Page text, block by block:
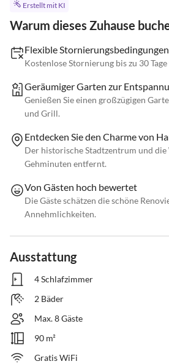
Erstellt mit KI
Warum dieses Zuhause
Flexible Stornierungsbedingungen
Kostenlose Stornierung bis zu 30
Geräumiger Garten zur
Genießen Sie einen großzügigen
und Grill.
Entdecken Sie den Charme von
Der historische Stadtzentrum und
Gehminuten entfernt.
Von Gästen hoch bewertet
Die Gäste schätzen die schöne
Annehmlichkeiten.
Ausstattung
4 Schlafzimmer
2 Bäder
Max. 8 Gäste
90 m²
Gratis WiFi